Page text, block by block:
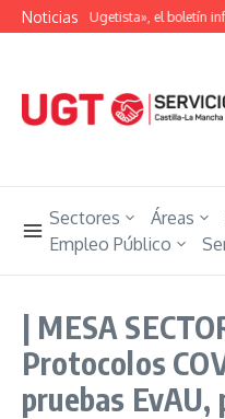
Saltar al contenido
Noticias
«Unión Ugetista», el boletín
Sectores Áreas
Empleo Público
| MESA
Protocolos
pruebas EvAU,